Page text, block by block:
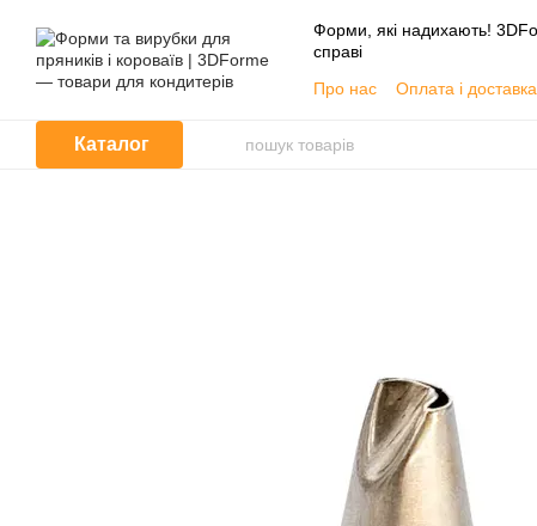
Форми, які надихають!
справі
Про нас
Оплата і доставка
Угода користувача
Каталог